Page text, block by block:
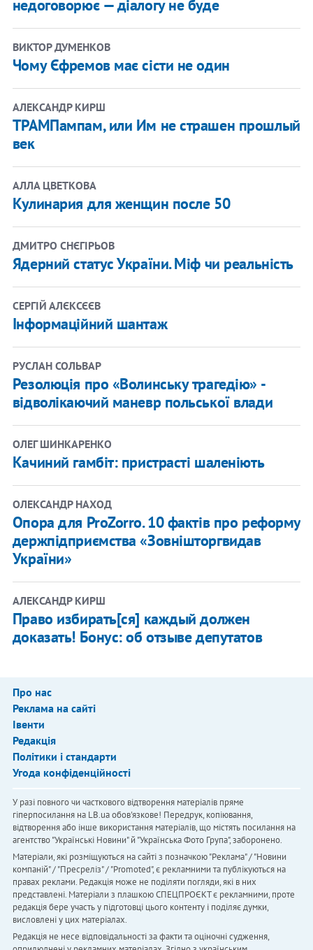
недоговорює — діалогу не буде
ВИКТОР ДУМЕНКОВ
Чому Єфремов має сісти не один
АЛЕКСАНДР КИРШ
ТРАМПампам, или Им не страшен прошлый
век
АЛЛА ЦВЕТКОВА
Кулинария для женщин после 50
ДМИТРО СНЄГІРЬОВ
Ядерний статус України. Міф чи реальність
СЕРГІЙ АЛЄКСЄЄВ
Інформаційний шантаж
РУСЛАН СОЛЬВАР
Резолюція про «Волинську трагедію» -
відволікаючий маневр польської влади
ОЛЕГ ШИНКАРЕНКО
Качиний гамбіт: пристрасті шаленіють
ОЛЕКСАНДР НАХОД
Опора для ProZorro. 10 фактів про реформу
держпідприємства «Зовнішторгвидав
України»
АЛЕКСАНДР КИРШ
Право избирать[ся] каждый должен
доказать! Бонус: об отзыве депутатов
Про нас
Реклама на сайті
Івенти
Редакція
Політики і стандарти
Угода конфіденційності
У разі повного чи часткового відтворення матеріалів пряме
гіперпосилання на LB.ua обов'язкове! Передрук, копіювання,
відтворення або інше використання матеріалів, що містять посилання на
агентство "Українськi Новини" й "Українська Фото Група", заборонено.
Матеріали, які розміщуються на сайті з позначкою "Реклама" / "Новини
компаній" / "Пресреліз" / "Promoted", є рекламними та публікуються на
правах реклами. Редакція може не поділяти погляди, які в них
представлені. Матеріали з плашкою СПЕЦПРОЄКТ є рекламними, проте
редакція бере участь у підготовці цього контенту і поділяє думки,
висловлені у цих матеріалах.
Редакція не несе відповідальності за факти та оціночні судження,